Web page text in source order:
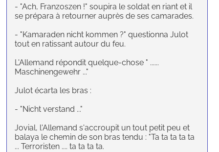
- "Ach, Franzoszen !" soupira le soldat en riant et il
se prépara à retourner auprès de ses camarades.
- "Kamaraden nicht kommen ?" questionna Julot
tout en ratissant autour du feu.
L'Allemand répondit quelque-chose " ......
Maschinengewehr ..."
Julot écarta les bras :
- "Nicht verstand ..."
Jovial, l'Allemand s'accroupit un tout petit peu et
balaya le chemin de son bras tendu : "Ta ta ta ta ta
... Terroristen .... ta ta ta ta.